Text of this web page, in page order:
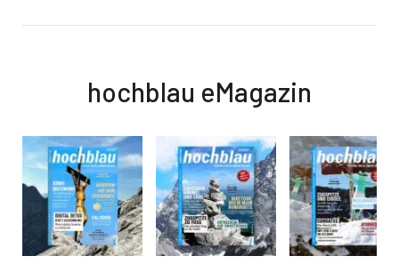
hochblau eMagazin